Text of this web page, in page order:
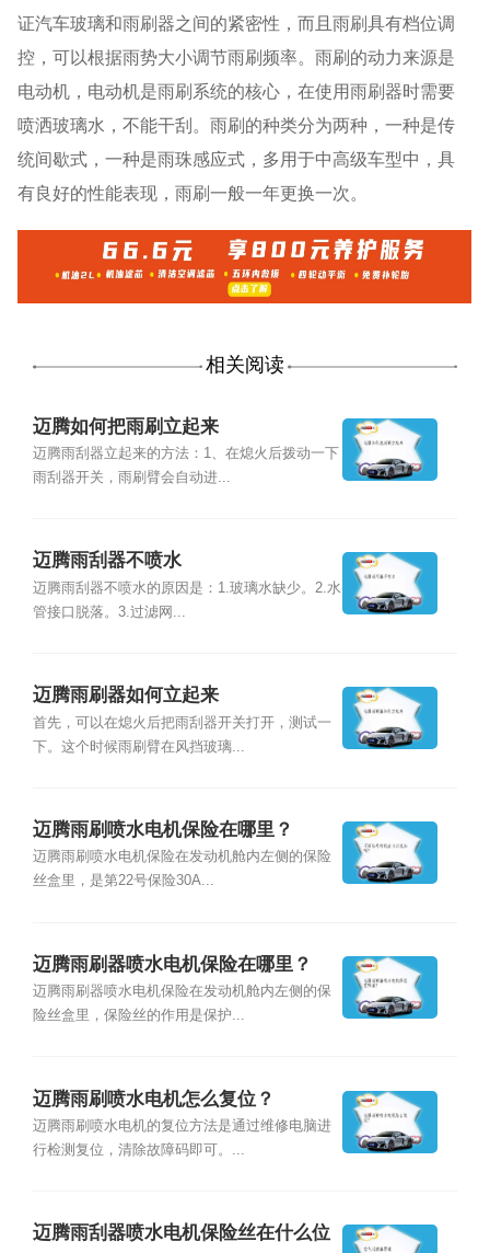
证汽车玻璃和雨刷器之间的紧密性，而且雨刷具有档位调
控，可以根据雨势大小调节雨刷频率。雨刷的动力来源是
电动机，电动机是雨刷系统的核心，在使用雨刷器时需要
喷洒玻璃水，不能干刮。雨刷的种类分为两种，一种是传
统间歇式，一种是雨珠感应式，多用于中高级车型中，具
有良好的性能表现，雨刷一般一年更换一次。
相关阅读
迈腾如何把雨刷立起来
迈腾雨刮器立起来的方法：1、在熄火后拨动一下
雨刮器开关，雨刷臂会自动进...
迈腾雨刮器不喷水
迈腾雨刮器不喷水的原因是：1.玻璃水缺少。2.水
管接口脱落。3.过滤网...
迈腾雨刷器如何立起来
首先，可以在熄火后把雨刮器开关打开，测试一
下。这个时候雨刷臂在风挡玻璃...
迈腾雨刷喷水电机保险在哪里？
迈腾雨刷喷水电机保险在发动机舱内左侧的保险
丝盒里，是第22号保险30A...
迈腾雨刷器喷水电机保险在哪里？
迈腾雨刷器喷水电机保险在发动机舱内左侧的保
险丝盒里，保险丝的作用是保护...
迈腾雨刷喷水电机怎么复位？
迈腾雨刷喷水电机的复位方法是通过维修电脑进
行检测复位，清除故障码即可。...
迈腾雨刮器喷水电机保险丝在什么位